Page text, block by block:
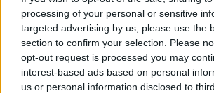
processing of your personal or sensitive
targeted advertising by us, please use the
section to confirm your selection. Please
opt-out request is processed you may
interest-based ads based on personal
us or personal information disclosed to
A NAPOKBAN BEFEJEZŐDIK A
DÍSZKIVILÁGÍTÁS LEKAPCSOLÁSA
A város 77 helyszínén zajlik a munkavégzés,
kezelésében lévő épületek egy részét is